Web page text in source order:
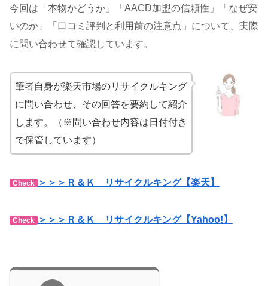
今回は「本物かどうか」「AACD加盟の信頼性」「なぜ安
いのか」「口コミ評判と利用前の注意点」について、実際
に問い合わせて確認しています。
筆者自身が楽天市場のリサイクルキング
に問い合わせ、その回答を要約して紹介
します。（※問い合わせ内容は日付付き
で保管しています）
Check ＞＞＞Ｒ＆Ｋ リサイクルキング【楽天】
Check ＞＞＞Ｒ＆Ｋ リサイクルキング【Yahoo!】